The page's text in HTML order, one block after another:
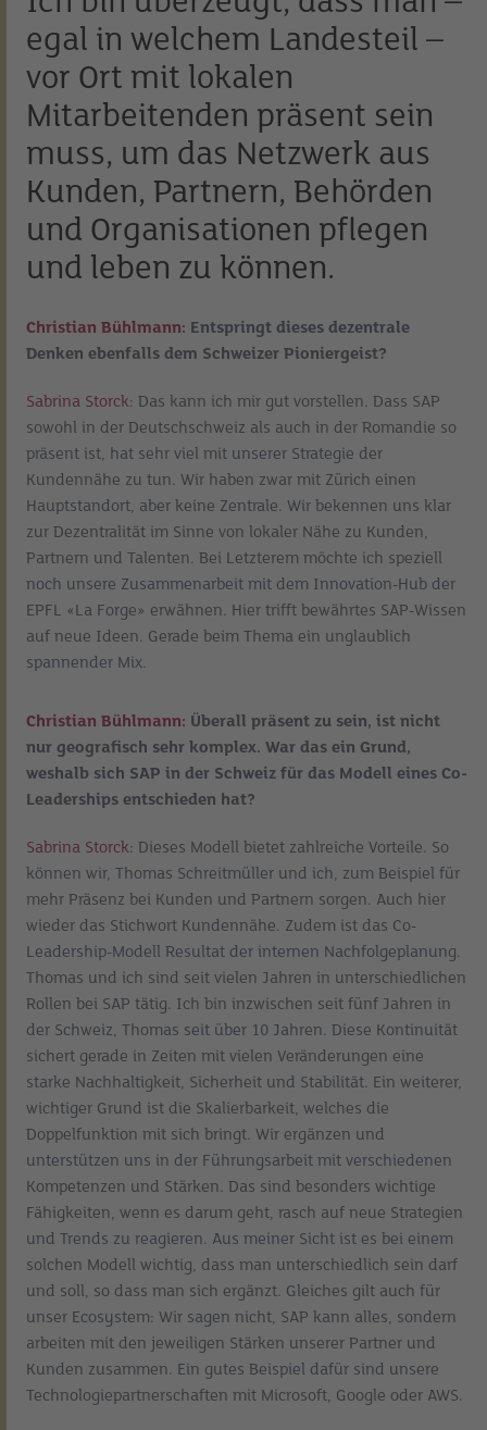
egal in welchem Landesteil –
vor Ort mit lokalen
Mitarbeitenden präsent sein
muss, um das Netzwerk aus
Kunden, Partnern, Behörden
und Organisationen pflegen
und leben zu können.
Christian Bühlmann: Entspringt dieses dezentrale
Denken ebenfalls dem Schweizer Pioniergeist?
Sabrina Storck: Das kann ich mir gut vorstellen. Dass SAP
sowohl in der Deutschschweiz als auch in der Romandie so
präsent ist, hat sehr viel mit unserer Strategie der
Kundennähe zu tun. Wir haben zwar mit Zürich einen
Hauptstandort, aber keine Zentrale. Wir bekennen uns klar
zur Dezentralität im Sinne von lokaler Nähe zu Kunden,
Partnern und Talenten. Bei Letzterem möchte ich speziell
noch unsere Zusammenarbeit mit dem Innovation-Hub der
EPFL «La Forge» erwähnen. Hier trifft bewährtes SAP-Wissen
auf neue Ideen. Gerade beim Thema ein unglaublich
spannender Mix.
Christian Bühlmann: Überall präsent zu sein, ist nicht
nur geografisch sehr komplex. War das ein Grund,
weshalb sich SAP in der Schweiz für das Modell eines Co-
Leaderships entschieden hat?
Sabrina Storck: Dieses Modell bietet zahlreiche Vorteile. So
können wir, Thomas Schreitmüller und ich, zum Beispiel für
mehr Präsenz bei Kunden und Partnern sorgen. Auch hier
wieder das Stichwort Kundennähe. Zudem ist das Co-
Leadership-Modell Resultat der internen Nachfolgeplanung.
Thomas und ich sind seit vielen Jahren in unterschiedlichen
Rollen bei SAP tätig. Ich bin inzwischen seit fünf Jahren in
der Schweiz, Thomas seit über 10 Jahren. Diese Kontinuität
sichert gerade in Zeiten mit vielen Veränderungen eine
starke Nachhaltigkeit, Sicherheit und Stabilität. Ein weiterer,
wichtiger Grund ist die Skalierbarkeit, welches die
Doppelfunktion mit sich bringt. Wir ergänzen und
unterstützen uns in der Führungsarbeit mit verschiedenen
Kompetenzen und Stärken. Das sind besonders wichtige
Fähigkeiten, wenn es darum geht, rasch auf neue Strategien
und Trends zu reagieren. Aus meiner Sicht ist es bei einem
solchen Modell wichtig, dass man unterschiedlich sein darf
und soll, so dass man sich ergänzt. Gleiches gilt auch für
unser Ecosystem: Wir sagen nicht, SAP kann alles, sondern
arbeiten mit den jeweiligen Stärken unserer Partner und
Kunden zusammen. Ein gutes Beispiel dafür sind unsere
Technologiepartnerschaften mit Microsoft, Google oder AWS.